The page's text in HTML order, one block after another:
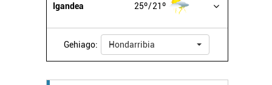
Igandea 25º 21º
Gehiago: Hondarribia